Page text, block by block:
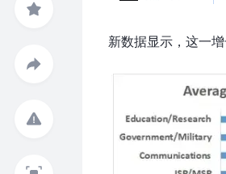
新数据显示，这一